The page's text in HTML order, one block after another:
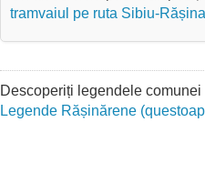
tramvaiul pe ruta Sibiu-
Descoperiți legendele
Legende Rășinărene